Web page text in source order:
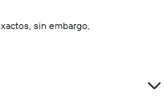
sin embargo,